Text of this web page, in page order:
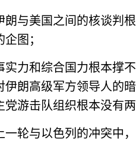
美国之间的核谈判根
图；
和综合国力根本撑不
朗高级军方领导人的
游击队组织根本没有两
与以色列的冲突中，